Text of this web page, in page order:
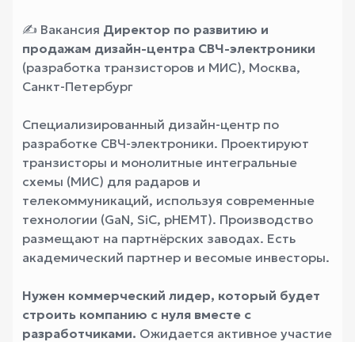
✍️ Вакансия Директор по развитию и
продажам дизайн-центра СВЧ-электроники
(разработка транзисторов и МИС), Москва,
Санкт-Петербург
Специализированный дизайн-центр по
разработке СВЧ-электроники. Проектируют
транзисторы и монолитные интегральные
схемы (МИС) для радаров и
телекоммуникаций, используя современные
технологии (GaN, SiC, pHEMT). Производство
размещают на партнёрских заводах. Есть
академический партнер и весомые инвесторы.
Нужен коммерческий лидер, который будет
строить компанию с нуля вместе с
разработчиками. Ожидается активное участие